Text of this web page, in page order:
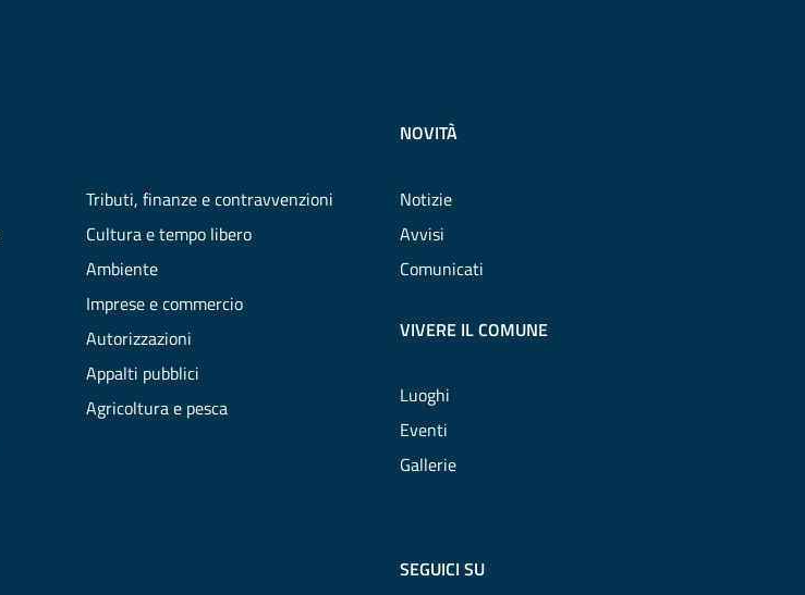
Tributi, finanze e contravvenzioni
Cultura e tempo libero
Ambiente
Imprese e commercio
Autorizzazioni
Appalti pubblici
Agricoltura e pesca
NOVITÀ
Notizie
Avvisi
Comunicati
VIVERE IL COMUNE
Luoghi
Eventi
Gallerie
SEGUICI SU